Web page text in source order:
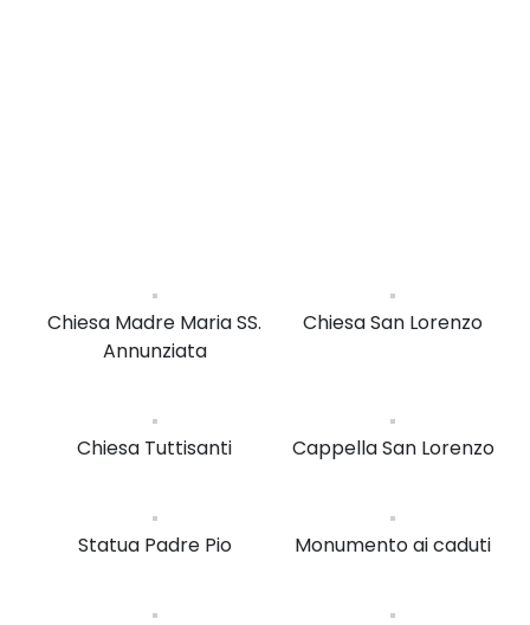
Chiesa Madre Maria SS.
Annunziata
Chiesa San Lorenzo
Chiesa Tuttisanti Cappella San Lorenzo
Statua Padre Pio Monumento ai caduti